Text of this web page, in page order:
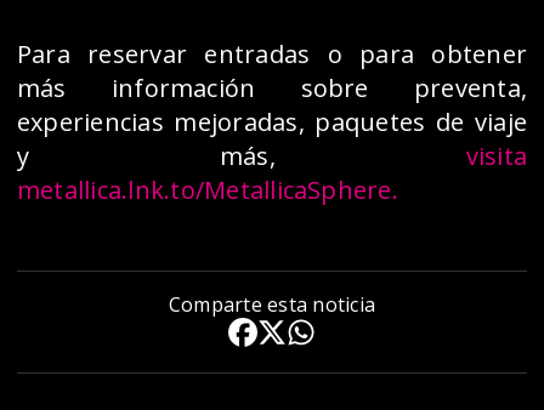
Para reservar entradas o para obtener
más información sobre preventa,
experiencias mejoradas, paquetes de viaje
y más, visita
metallica.lnk.to/MetallicaSphere.
Comparte esta noticia